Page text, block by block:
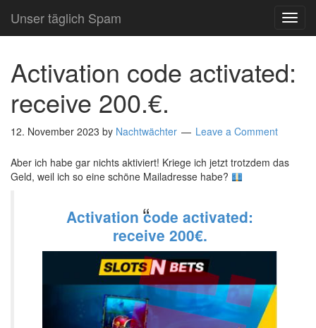
Unser täglich Spam
Activation code activated:
receive 200.€.
12. November 2023 by Nachtwächter Leave a Comment
Aber ich habe gar nichts aktiviert! Kriege ich jetzt trotzdem das
Geld, weil ich so eine schöne Mailadresse habe?
Activation code activated:
receive 200€.